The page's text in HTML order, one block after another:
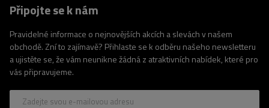
Připojte se k nám
Pravidelné informace o nejnovějších akcích a slevách v našem
obchodě. Zní to zajímavě? Přihlaste se k odběru našeho newsletteru
a ujistěte se, že vám neunikne žádná z atraktivních nabídek, které pro
vás připravujeme.
Zadejte svou e-mailovou adresu